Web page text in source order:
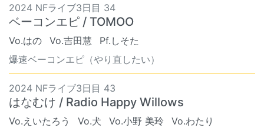
2024 NFライブ3日目 34
ベーコンエピ / TOMOO
Vo.はの Vo.吉田慧
Pf.しそた
爆速ベーコンエピ（やり直したい）
2024 NFライブ3日目 43
はなむけ / Radio Happy Willows
Vo.えいたろう Vo.犬 Vo.小野 美玲
Vo.わたり